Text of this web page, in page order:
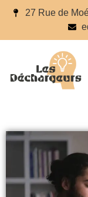
27 Rue de